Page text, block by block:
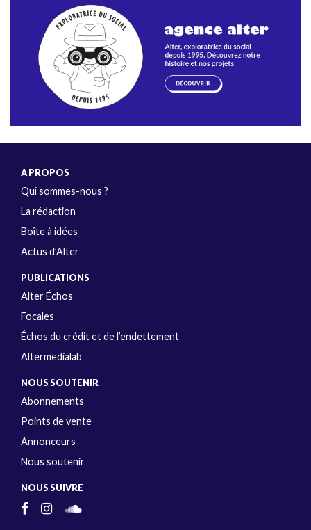
A PROPOS
Qui sommes-nous ?
La rédaction
Boîte à idées
Actus d’Alter
PUBLICATIONS
Alter Échos
Focales
Échos du crédit et de l’endettement
Altermedialab
NOUS SOUTENIR
Abonnements
Points de vente
Annonceurs
Nous soutenir
NOUS SUIVRE